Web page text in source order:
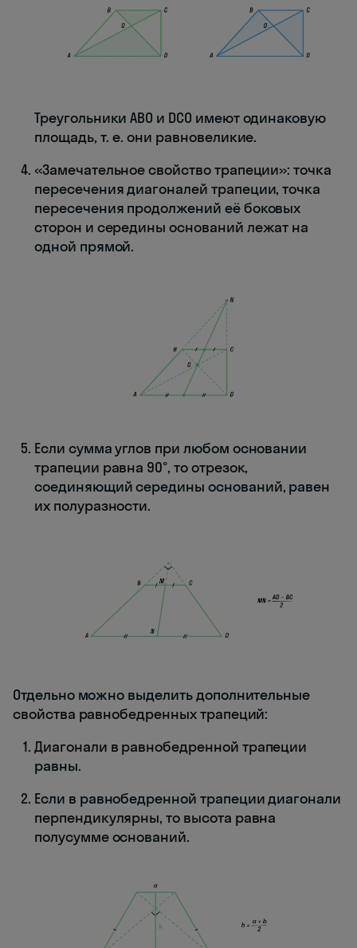
Треугольники ABO и DCO имеют одинаковую
площадь, т. е. они равновеликие.
«Замечательное свойство трапеции»: точка
пересечения диагоналей трапеции, точка
пересечения продолжений её боковых
сторон и середины оснований лежат на
одной прямой.
Если сумма углов при любом основании
трапеции равна 90°, то отрезок,
соединяющий середины оснований, равен
их полуразности.
Отдельно можно выделить дополнительные
свойства равнобедренных трапеций:
Диагонали в равнобедренной трапеции
равны.
Если в равнобедренной трапеции диагонали
перпендикулярны, то высота равна
полусумме оснований.